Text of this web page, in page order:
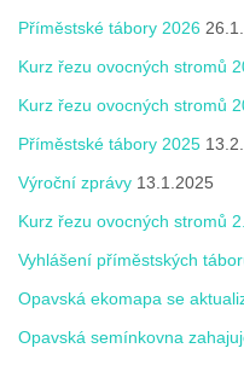
Příměstské tábory 2026
Kurz řezu ovocných stromů
Kurz řezu ovocných stromů
Příměstské tábory 2025
Výroční zprávy 13.1.2025
Kurz řezu ovocných stromů
Vyhlášení příměstských
Opavská ekomapa se
Opavská semínkovna